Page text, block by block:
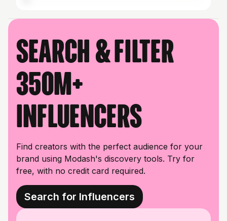
Search & filter
350M+
influencers
Find creators with the perfect audience for your
brand using Modash's discovery tools. Try for
free, with no credit card required.
Search for Influencers